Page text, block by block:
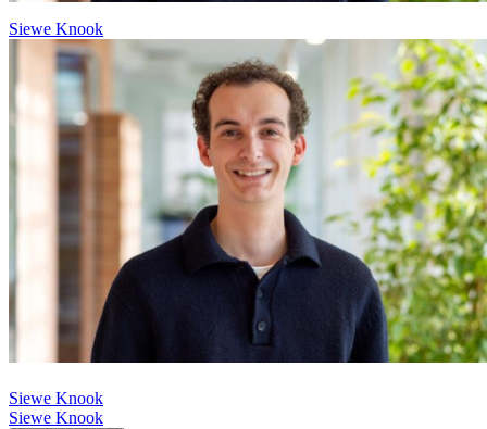
Siewe Knook
Siewe Knook
Siewe Knook